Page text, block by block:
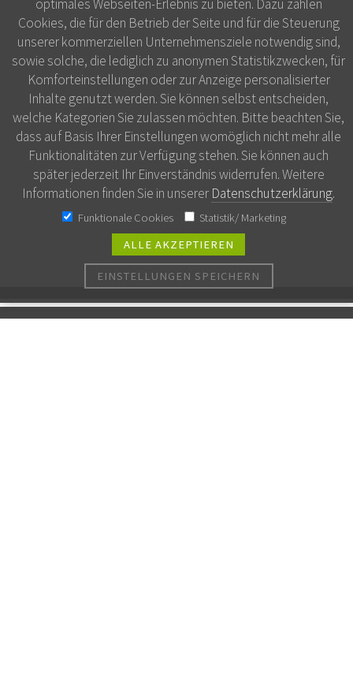
optimales Webseiten-Erlebnis zu bieten. Dazu zählen
Cookies, die für den Betrieb der Seite und für die Steuerung
unserer kommerziellen Unternehmensziele notwendig sind,
sowie solche, die lediglich zu anonymen Statistikzwecken, für
Komforteinstellungen oder zur Anzeige personalisierter
Inhalte genutzt werden. Sie können selbst entscheiden,
welche Kategorien Sie zulassen möchten. Bitte beachten Sie,
dass auf Basis Ihrer Einstellungen womöglich nicht mehr alle
Funktionalitäten zur Verfügung stehen. Sie können auch
später jederzeit Ihr Einverständnis widerrufen. Weitere
Informationen finden Sie in unserer Datenschutzerklärung.
Funktionale Cookies
Statistik/ Marketing
ALLE AKZEPTIEREN
EINSTELLUNGEN SPEICHERN